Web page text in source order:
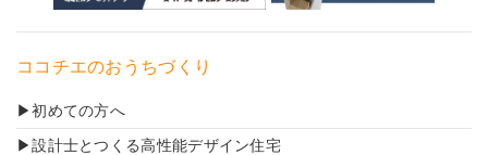
ココチエのおうちづくり
初めての方へ
設計士とつくる高性能デザイン住宅